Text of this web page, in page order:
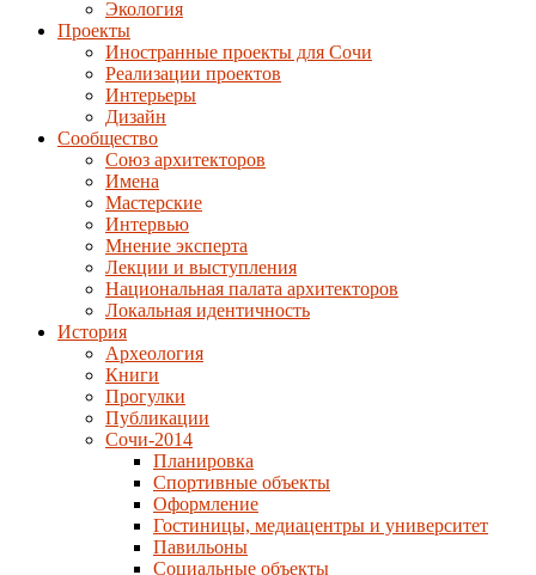
Экология
Проекты
Иностранные проекты для Сочи
Реализации проектов
Интерьеры
Дизайн
Сообщество
Союз архитекторов
Имена
Мастерские
Интервью
Мнение эксперта
Лекции и выступления
Национальная палата архитекторов
Локальная идентичность
История
Археология
Книги
Прогулки
Публикации
Сочи-2014
Планировка
Спортивные объекты
Оформление
Гостиницы, медиацентры и университет
Павильоны
Социальные объекты